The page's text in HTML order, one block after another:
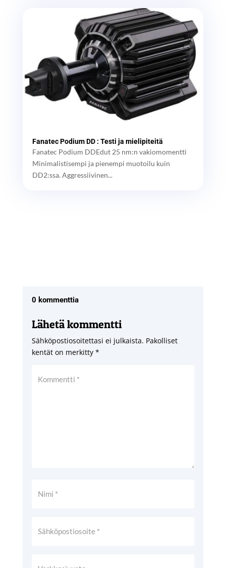
Fanatec Podium DD : Testi ja mielipiteitä
Fanatec Podium DDEdut 25 nm:n vakiomomentti
Minimalistisempi ja pienempi muotoilu kuin
DD2:ssa. Aggressiivinen...
0 kommenttia
Lähetä kommentti
Sähköpostiosoitettasi ei julkaista. Pakolliset
kentät on merkitty *